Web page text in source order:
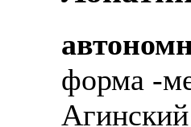
форма -